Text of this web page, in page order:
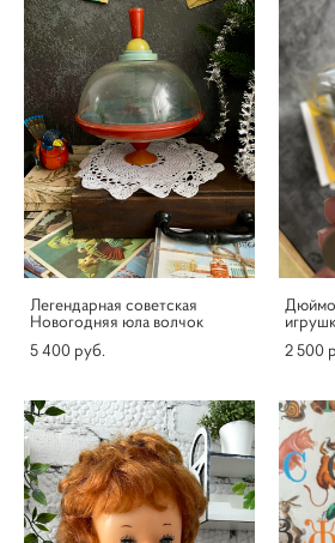
Легендарная советская
Новогодняя юла волчок
5 400 pуб.
2 500